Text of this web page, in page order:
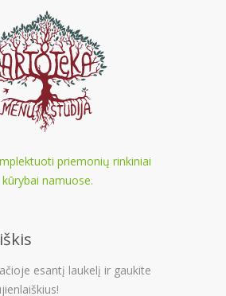
priemonių rinkiniai
kūrybai namuose.
esantį laukelį ir gaukite